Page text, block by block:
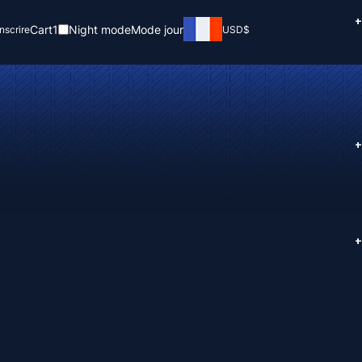
Cart1 Night modeMode jour USD$
+
+
+